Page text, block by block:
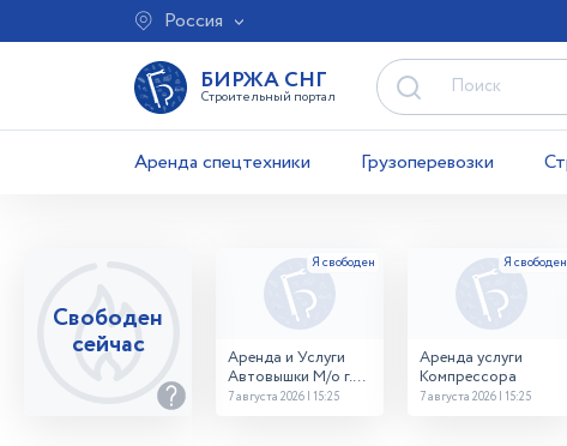
Россия
БИРЖА СНГ
Строительный портал
Аренда спецтехники Грузоперевозки
Свободен
сейчас
Аренда и Услуги
Автовышки М/о г.
Домодедово
7 августа 2026 | 15:25
Аренда услуги
Компрессора
7 августа 2026 | 15:25